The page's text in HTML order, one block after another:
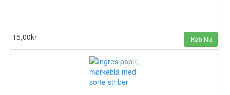
15,00kr Køb Nu